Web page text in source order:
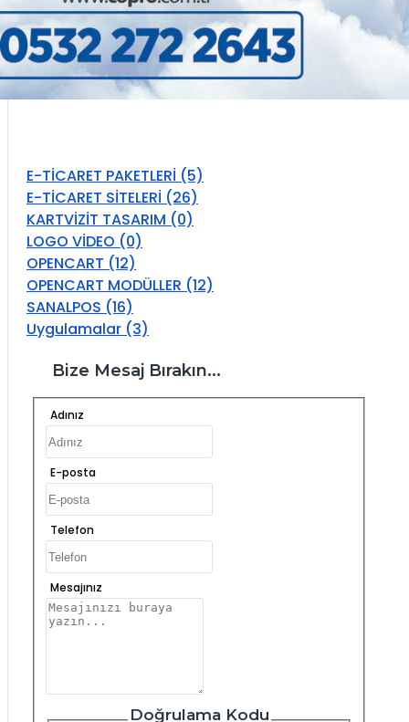
E-TİCARET PAKETLERİ (5)
E-TİCARET SİTELERİ (26)
KARTVİZİT TASARIM (0)
LOGO VİDEO (0)
OPENCART (12)
OPENCART MODÜLLER (12)
SANALPOS (16)
Uygulamalar (3)
Bize Mesaj Bırakın...
Adınız
E-posta
Telefon
Mesajınız
Doğrulama Kodu